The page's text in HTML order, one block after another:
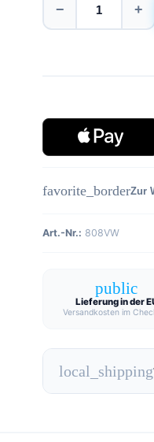
− +
favorite_borderZur
Art.-Nr.: 808VW
public
Lieferung in der
Versandkosten im
local_shipping